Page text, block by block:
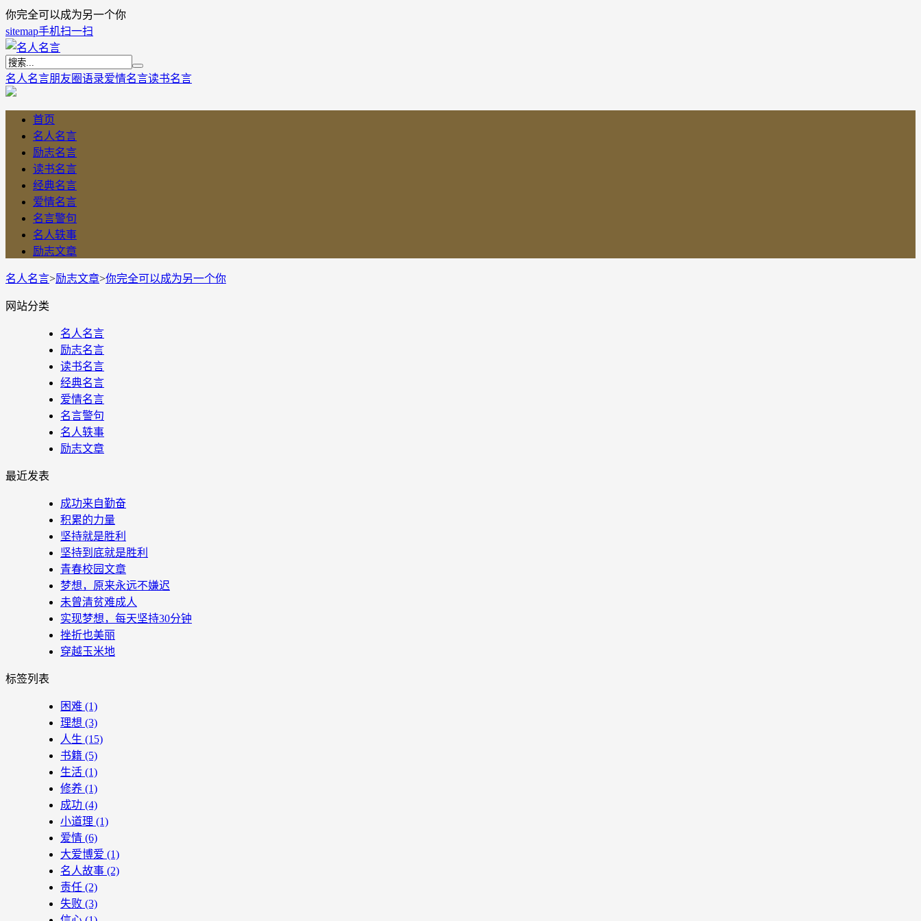
你完全可以成为另一个你
sitemap手机扫一扫
名人名言朋友圈语录爱情名言读书名言
首页
名人名言
励志名言
读书名言
经典名言
爱情名言
名言警句
名人轶事
励志文章
名人名言>励志文章>你完全可以成为另一个你
网站分类
名人名言
励志名言
读书名言
经典名言
爱情名言
名言警句
名人轶事
励志文章
最近发表
成功来自勤奋
积累的力量
坚持就是胜利
坚持到底就是胜利
青春校园文章
梦想，原来永远不嫌迟
未曾清贫难成人
实现梦想，每天坚持30分钟
挫折也美丽
穿越玉米地
标签列表
困难 (1)
理想 (3)
人生 (15)
书籍 (5)
生活 (1)
修养 (1)
成功 (4)
小道理 (1)
爱情 (6)
大爱博爱 (1)
名人故事 (2)
责任 (2)
失败 (3)